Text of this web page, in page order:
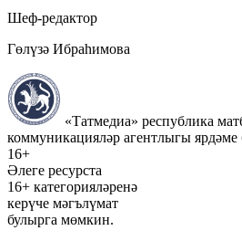
Шеф-редактор
Гөлүзә Ибраһимова
«Татмедиа» республика
коммуникацияләр агентлыгы ярдәме
16+
Әлеге ресурста
16+ категорияләренә
керүче мәгълүмат
булырга мөмкин.